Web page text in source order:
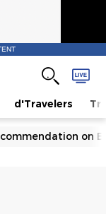
d'Travelers
on